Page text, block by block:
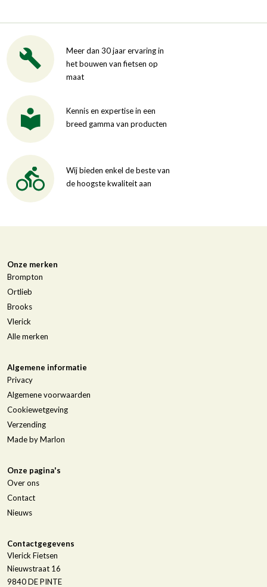
Meer dan 30 jaar ervaring in
het bouwen van fietsen op
maat
Kennis en expertise in een
breed gamma van producten
Wij bieden enkel de beste van
de hoogste kwaliteit aan
Onze merken
Brompton
Ortlieb
Brooks
Vlerick
Alle merken
Algemene informatie
Privacy
Algemene voorwaarden
Cookiewetgeving
Verzending
Made by Marlon
Onze pagina's
Over ons
Contact
Nieuws
Contactgegevens
Vlerick Fietsen
Nieuwstraat 16
9840DE PINTE